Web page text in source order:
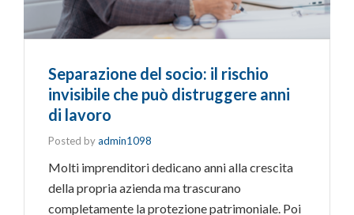
Separazione del socio: il rischio
invisibile che può distruggere anni
di lavoro
Posted byadmin1098
Molti imprenditori dedicano anni alla crescita
della propria azienda ma trascurano
completamente la protezione patrimoniale. Poi